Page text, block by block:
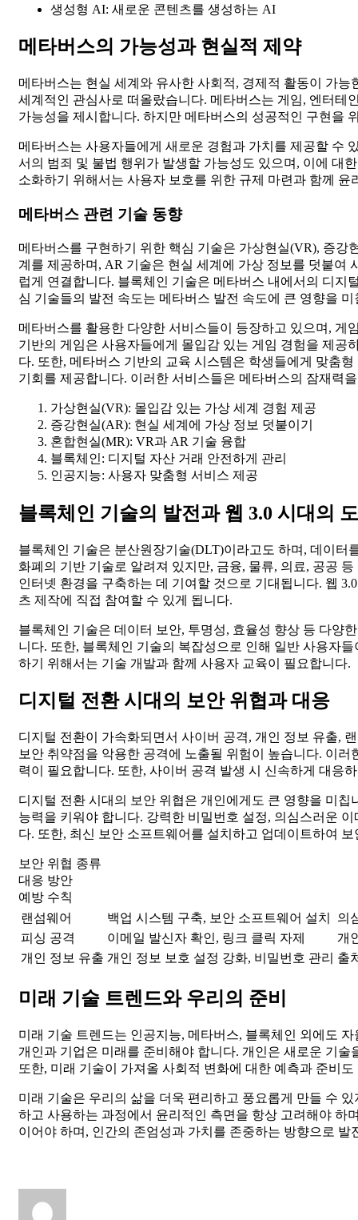
생성형 AI: 새로운 콘텐츠를 생성하는 AI
메타버스의 가능성과 현실적 제약
메타버스는 현실 세계와 유사한 사회적, 경제적 활동이 가
세계적인 관심사로 떠올랐습니다. 메타버스는 게임, 엔터테
가능성을 제시합니다. 하지만 메타버스의 성공적인 구현을
메타버스는 사용자들에게 새로운 경험과 가치를 제공할 수
서의 범죄 및 불법 행위가 발생할 가능성도 있으며, 이에 대
소화하기 위해서는 사용자 보호를 위한 규제 마련과 함께
메타버스 관련 기술 동향
메타버스를 구현하기 위한 핵심 기술은 가상현실(VR), 증
계를 제공하며, AR 기술은 현실 세계에 가상 정보를 덧붙여
럽게 연결합니다. 블록체인 기술은 메타버스 내에서의 디지
심 기술들의 발전 속도는 메타버스 발전 속도에 큰 영향을 미
메타버스를 활용한 다양한 서비스들이 등장하고 있으며, 게
기반의 게임은 사용자들에게 몰입감 있는 게임 경험을 제
다. 또한, 메타버스 기반의 교육 시스템은 학생들에게 맞춤
기회를 제공합니다. 이러한 서비스들은 메타버스의 잠재력
가상현실(VR): 몰입감 있는 가상 세계 경험 제공
증강현실(AR): 현실 세계에 가상 정보 덧붙이기
혼합현실(MR): VR과 AR 기술 융합
블록체인: 디지털 자산 거래 안전하게 관리
인공지능: 사용자 맞춤형 서비스 제공
블록체인 기술의 발전과 웹 3.0 시대의
블록체인 기술은 분산원장기술(DLT)이라고도 하며, 데이
화폐의 기반 기술로 알려져 있지만, 금융, 물류, 의료, 공공
인터넷 환경을 구축하는 데 기여할 것으로 기대됩니다. 웹
츠 제작에 직접 참여할 수 있게 됩니다.
블록체인 기술은 데이터 보안, 투명성, 효율성 향상 등 다양
니다. 또한, 블록체인 기술의 복잡성으로 인해 일반 사용자
하기 위해서는 기술 개발과 함께 사용자 교육이 필요합니다.
디지털 전환 시대의 보안 위협과 대응
디지털 전환이 가속화되면서 사이버 공격, 개인 정보 유출,
보안 취약점을 악용한 공격에 노출될 위험이 높습니다. 이
력이 필요합니다. 또한, 사이버 공격 발생 시 신속하게 대응
디지털 전환 시대의 보안 위협은 개인에게도 큰 영향을 미
능력을 키워야 합니다. 강력한 비밀번호 설정, 의심스러운
다. 또한, 최신 보안 소프트웨어를 설치하고 업데이트하여
보안 위협 종류
대응 방안
예방 수칙
랜섬웨어
백업 시스템 구축, 보안 소프트웨어 설치
의
피싱 공격
이메일 발신자 확인, 링크 클릭 자제
개
개인 정보 유출 개인 정보 보호 설정 강화, 비밀번호 관리 출
미래 기술 트렌드와 우리의 준비
미래 기술 트렌드는 인공지능, 메타버스, 블록체인 외에도
개인과 기업은 미래를 준비해야 합니다. 개인은 새로운 기
또한, 미래 기술이 가져올 사회적 변화에 대한 예측과 준비도
미래 기술은 우리의 삶을 더욱 편리하고 풍요롭게 만들 수
하고 사용하는 과정에서 윤리적인 측면을 항상 고려해야 하
이어야 하며, 인간의 존엄성과 가치를 존중하는 방향으로 발